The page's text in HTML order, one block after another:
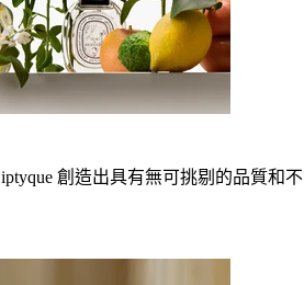
創造出具有無可挑剔的品質和不